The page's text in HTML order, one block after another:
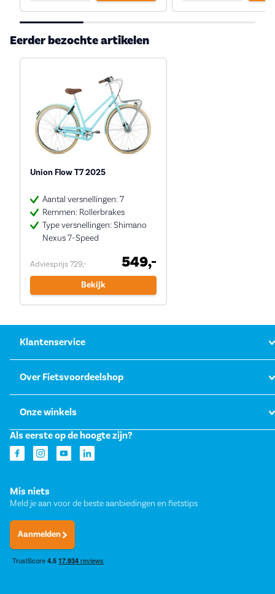
Eerder bezochte artikelen
Union Flow T7 2025
Aantal versnellingen: 7
Remmen: Rollerbrakes
Type versnellingen: Shimano
Nexus 7-Speed
Adviesprijs 729,- 549,-
Bekijk
Klantenservice
Over Fietsvoordeelshop
Onze winkels
Als eerste op de hoogte zijn?
Mis niets
Meld je aan voor de beste aanbiedingen en fietstips
Aanmelden